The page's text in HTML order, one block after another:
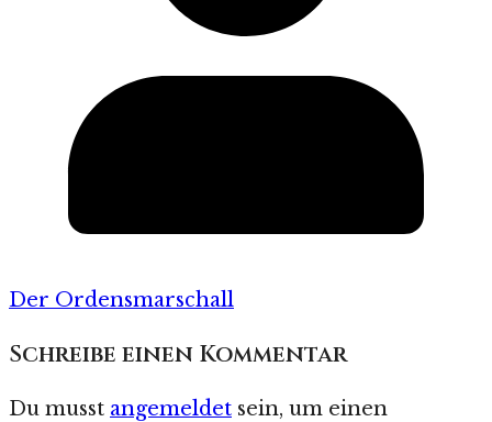
Der Ordensmarschall
Schreibe einen Kommentar
Du musst angemeldet sein, um einen